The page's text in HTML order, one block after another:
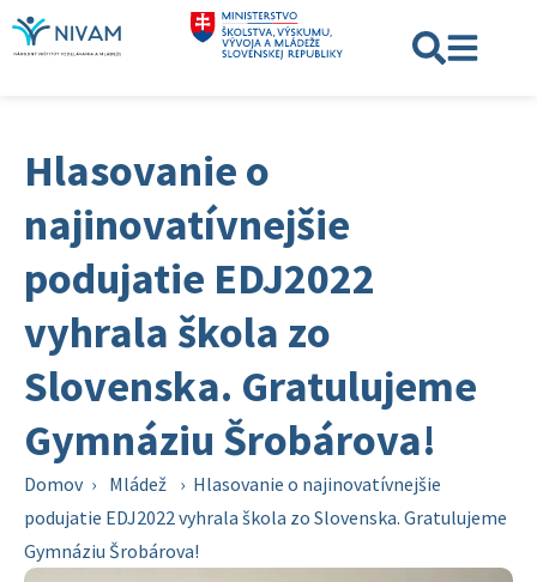
Hlasovanie o
najinovatívnejšie
podujatie EDJ2022
vyhrala škola zo
Slovenska. Gratulujeme
Gymnáziu Šrobárova!
Domov › Mládež › Hlasovanie o najinovatívnejšie
podujatie EDJ2022 vyhrala škola zo Slovenska. Gratulujeme
Gymnáziu Šrobárova!